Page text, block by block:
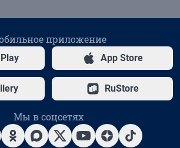
приложение
App Store
RuStore
Мы в соцсетях